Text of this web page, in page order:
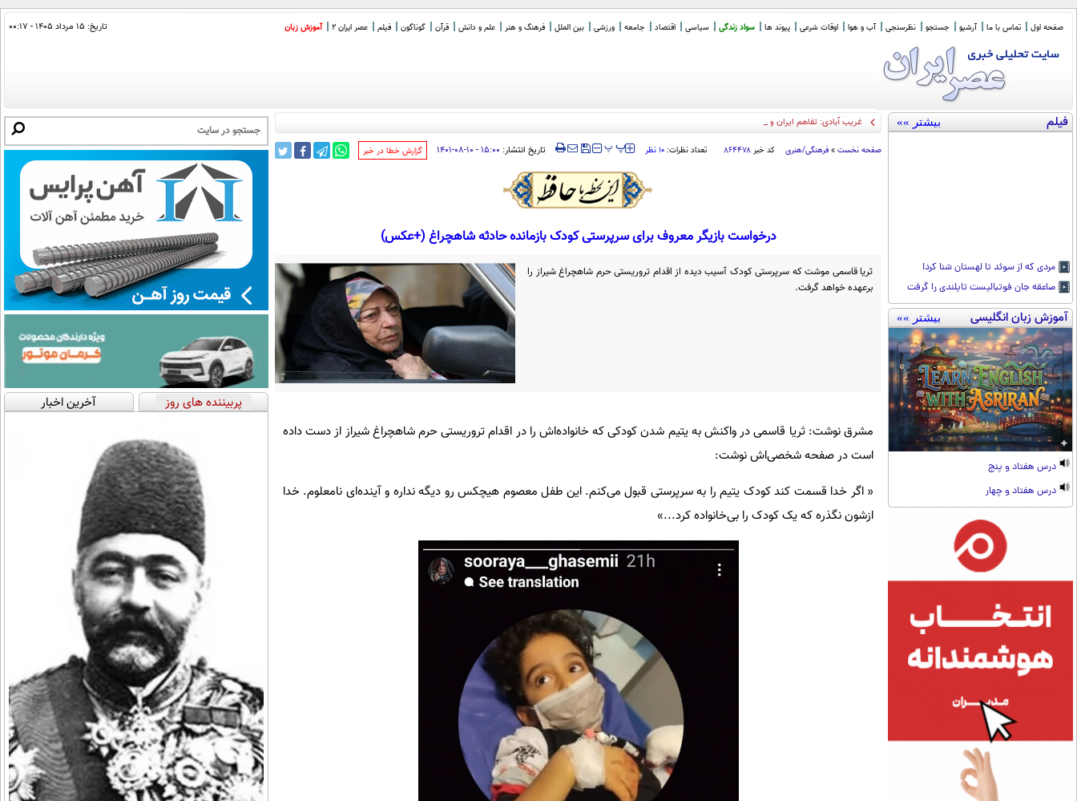
صفحه اول تماس با ما آرشیو جستجو نظرسنجی آب و هوا اوقات شرعی پیوند ها سواد زندگی سیاسی اقتصاد جامعه ورزشی بین الملل فرهنگ و هنر علم و دانش قرآن گوناگون فیلم عصر ایران 2 آموزش زبان تاریخ: ۱۵ مرداد ۱۴۰۵ - ۰۰:۱۷
فیلم بیشتر »»
مردی که از سوئد تا لهستان شنا کرد!
صاعقه جان فوتبالیست تایلندی را گرفت
آموزش زبان انگلیسی بیشتر »»
درس هفتاد و پنج
درس هفتاد و چهار
غریب آبادی: تفاهم ایران و عمان درباره ترتیبات تن
صفحه نخست » فرهنگی/هنری کد خبر ۸۶۴۴۷۸ تعداد نظرات: ۱۰ نظر ‍‍‍ پ پ تاریخ انتشار: ۱۵:۰۰ - ۱۰-۰۸-۱۴۰۱ ‌گزارش خطا در خبر
درخواست بازیگر معروف برای سرپرستی کودک بازمانده حادثه شاهچراغ (+عکس)
ثریا قاسمی موشت که سرپرستی کودک آسیب دیده از اقدام تروریستی حرم شاهچراغ شیراز را
برعهده خواهد گرفت.
مشرق نوشت: ثریا قاسمی در واکنش به یتیم شدن کودکی که خانواده‌اش را در اقدام تروریستی حرم شاهچراغ شیراز از دست داده
است در صفحه شخصی‌اش نوشت:
« اگر خدا قسمت کند کودک یتیم را به سرپرستی قبول می‌کنم. این طفل معصوم هیچکس رو دیگه نداره و آینده‌ای نامعلوم. خدا
ازشون نگذره که یک کودک را بی‌خانواده کرد...»
پربیننده های روز آخرین اخبار